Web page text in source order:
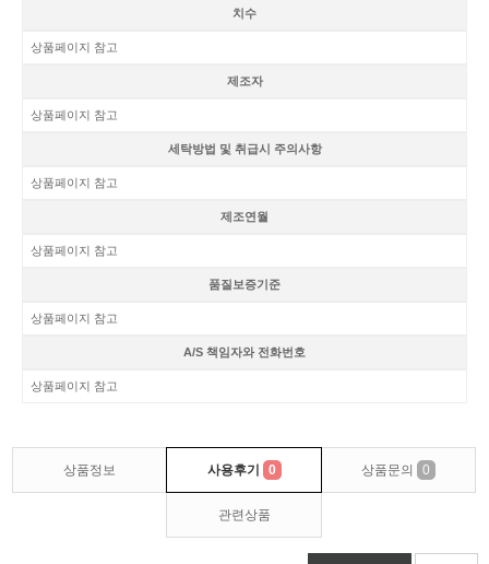
치수
상품페이지 참고
제조자
상품페이지 참고
세탁방법 및 취급시 주의사항
상품페이지 참고
제조연월
상품페이지 참고
품질보증기준
상품페이지 참고
A/S 책임자와 전화번호
상품페이지 참고
상품정보 사용후기 0 상품문의 0
관련상품